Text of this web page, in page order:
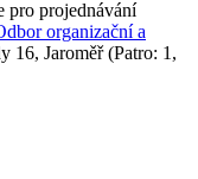
pro projednávání
organizační a
16, Jaroměř(Patro: 1,